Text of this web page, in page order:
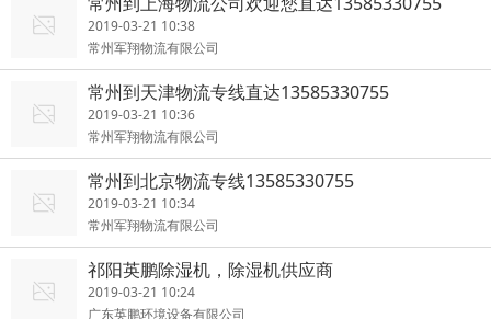
2019-03-21 10:38
常州军翔物流有限公司
常州到天津物流专线直达13585330755
2019-03-21 10:36
常州军翔物流有限公司
常州到北京物流专线13585330755
2019-03-21 10:34
常州军翔物流有限公司
祁阳英鹏除湿机，除湿机供应商
2019-03-21 10:24
广东英鹏环境设备有限公司